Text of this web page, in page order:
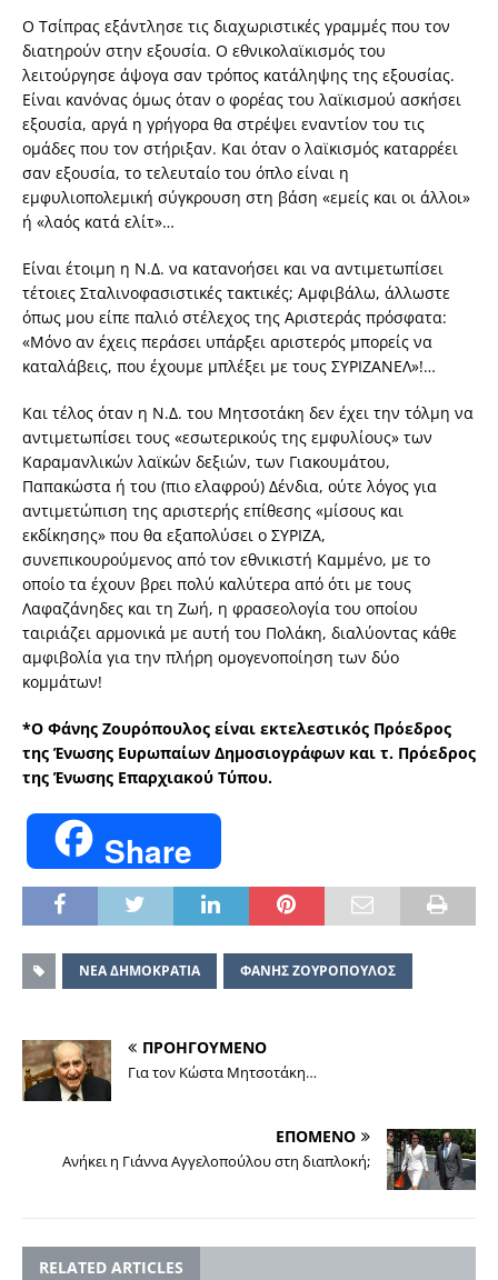
Ο Τσίπρας εξάντλησε τις διαχωριστικές γραμμές που τον
διατηρούν στην εξουσία. Ο εθνικολαϊκισμός του
λειτούργησε άψογα σαν τρόπος κατάληψης της εξουσίας.
Είναι κανόνας όμως όταν ο φορέας του λαϊκισμού ασκήσει
εξουσία, αργά η γρήγορα θα στρέψει εναντίον του τις
ομάδες που τον στήριξαν. Και όταν ο λαϊκισμός καταρρέει
σαν εξουσία, το τελευταίο του όπλο είναι η
εμφυλιοπολεμική σύγκρουση στη βάση «εμείς και οι άλλοι»
ή «λαός κατά ελίτ»…
Είναι έτοιμη η Ν.Δ. να κατανοήσει και να αντιμετωπίσει
τέτοιες Σταλινοφασιστικές τακτικές; Αμφιβάλω, άλλωστε
όπως μου είπε παλιό στέλεχος της Αριστεράς πρόσφατα:
«Μόνο αν έχεις περάσει υπάρξει αριστερός μπορείς να
καταλάβεις, που έχουμε μπλέξει με τους ΣΥΡΙΖΑΝΕΛ»!…
Και τέλος όταν η Ν.Δ. του Μητσοτάκη δεν έχει την τόλμη να
αντιμετωπίσει τους «εσωτερικούς της εμφυλίους» των
Καραμανλικών λαϊκών δεξιών, των Γιακουμάτου,
Παπακώστα ή του (πιο ελαφρού) Δένδια, ούτε λόγος για
αντιμετώπιση της αριστερής επίθεσης «μίσους και
εκδίκησης» που θα εξαπολύσει ο ΣΥΡΙΖΑ,
συνεπικουρούμενος από τον εθνικιστή Καμμένο, με το
οποίο τα έχουν βρει πολύ καλύτερα από ότι με τους
Λαφαζάνηδες και τη Ζωή, η φρασεολογία του οποίου
ταιριάζει αρμονικά με αυτή του Πολάκη, διαλύοντας κάθε
αμφιβολία για την πλήρη ομογενοποίηση των δύο
κομμάτων!
*Ο Φάνης Ζουρόπουλος είναι εκτελεστικός Πρόεδρος
της Ένωσης Ευρωπαίων Δημοσιογράφων και τ. Πρόεδρος
της Ένωσης Επαρχιακού Τύπου.
Share
ΝΕΑ ΔΗΜΟΚΡΑΤΙΑ ΦΑΝΗΣ ΖΟΥΡΟΠΟΥΛΟΣ
ΠΡΟΗΓΟΥΜΕΝΟ
Για τον Κώστα Μητσοτάκη…
ΕΠΟΜΕΝΟ
Ανήκει η Γιάννα Αγγελοπούλου στη διαπλοκή;
RELATED ARTICLES